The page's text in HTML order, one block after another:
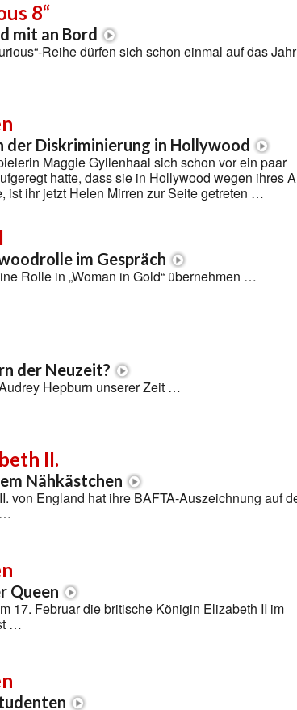
8“
mit an Bord
Reihe dürfen sich schon einmal auf das Jahr
der Diskriminierung in Hollywood
Maggie Gyllenhaal sich schon vor ein paar
hatte, dass sie in Hollywood wegen ihres
ist ihr jetzt Helen Mirren zur Seite getreten …
im Gespräch
Rolle in „Woman in Gold“ übernehmen …
der Neuzeit?
Hepburn unserer Zeit …
II.
Nähkästchen
von England hat ihre BAFTA-Auszeichnung auf
…
Queen
17. Februar die britische Königin Elizabeth II im
…